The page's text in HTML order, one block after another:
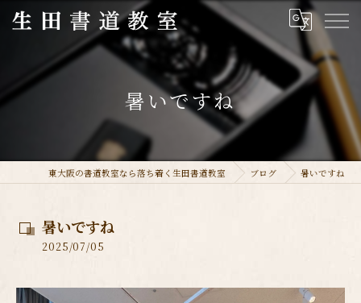
暑いですね
東大阪の書道教室なら落ち着く生田書道教室 ブログ 暑いですね
暑いですね
2025/07/05